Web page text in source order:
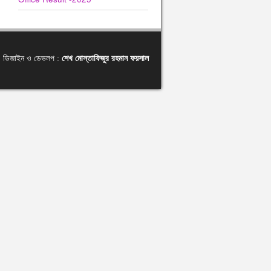
ডিজাইন ও ডেভলপ : শেখ মোস্তাফিজুর রহমান ফয়সাল